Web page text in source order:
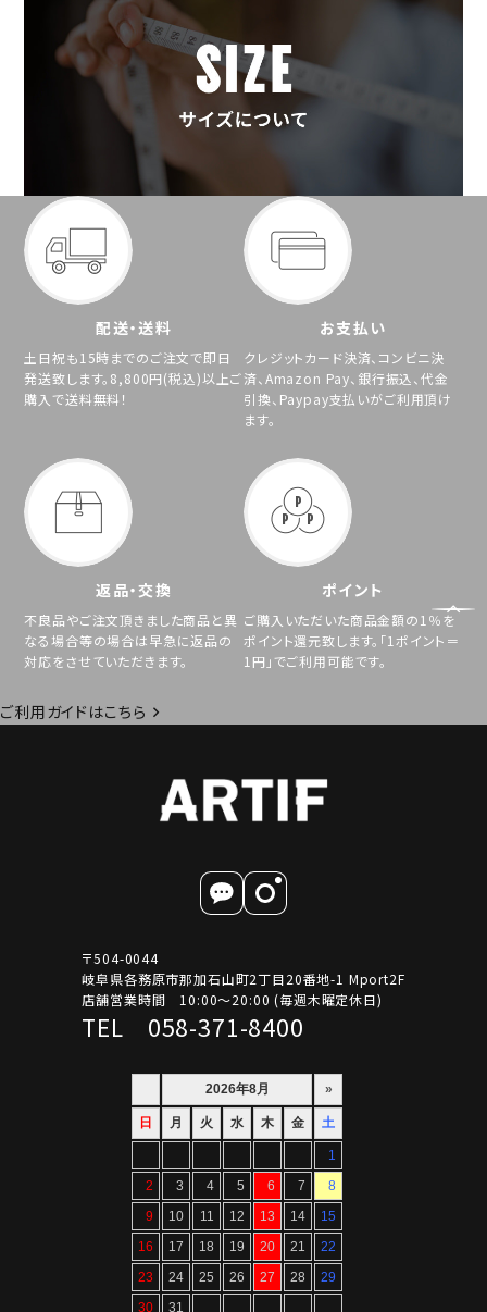
配送・送料
土日祝も15時までのご注文で即日
発送致します。8,800円(税込)以上ご
購入で送料無料！
お支払い
クレジットカード決済、コンビニ決
済、Amazon Pay、銀行振込、代金
引換、Paypay支払いがご利用頂け
ます。
返品・交換
不良品やご注文頂きました商品と異
なる場合等の場合は早急に返品の
対応をさせていただきます。
ポイント
ご購入いただいた商品金額の1％を
ポイント還元致します。「1ポイント＝
1円」でご利用可能です。
ご利用ガイドはこちら
〒504-0044
岐阜県各務原市那加石山町2丁目20番地-1 Mport2F
店舗営業時間 10:00～20:00 (毎週木曜定休日)
TEL 058-371-8400